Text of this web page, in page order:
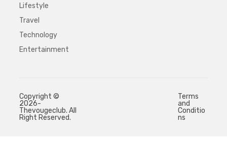
Lifestyle
Travel
Technology
Entertainment
Copyright ©
2026-
Thevougeclub. All
Right Reserved.
Terms
and
Conditio
ns